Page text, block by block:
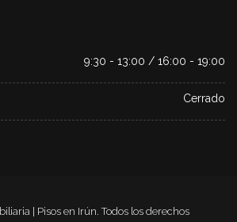
9:30 - 13:00 / 16:00 - 19:00
Cerrado
| Pisos en Irún. Todos los derechos